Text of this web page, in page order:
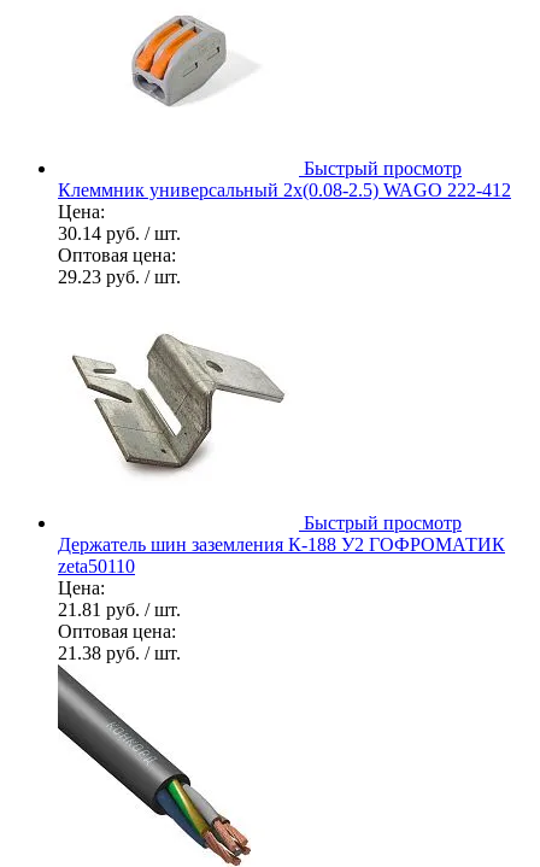
Быстрый просмотр
Клеммник универсальный 2х(0.08-2.5) WAGO 222-412
Цена:
30.14 руб. / шт.
Оптовая цена:
29.23 руб. / шт.
Быстрый просмотр
Держатель шин заземления К-188 У2 ГОФРОМАТИК
zeta50110
Цена:
21.81 руб. / шт.
Оптовая цена:
21.38 руб. / шт.